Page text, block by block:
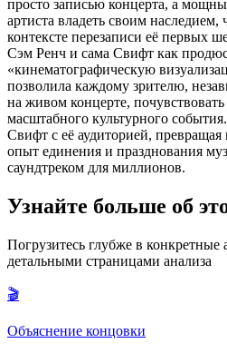
просто записью концерта, а
артиста владеть своим наследием,
контексте перезаписи её первых
Сэм Ренч и сама Свифт как
«кинематографическую
позволила каждому зрителю,
на живом концерте, почувствовать
масштабного культурного
Свифт с её аудиторией,
опыт единения и празднования
саундтреком для миллионов.
Узнайте больше об
Погрузитесь глубже в
детальными страницами анализа
🎬
Объяснение концовки